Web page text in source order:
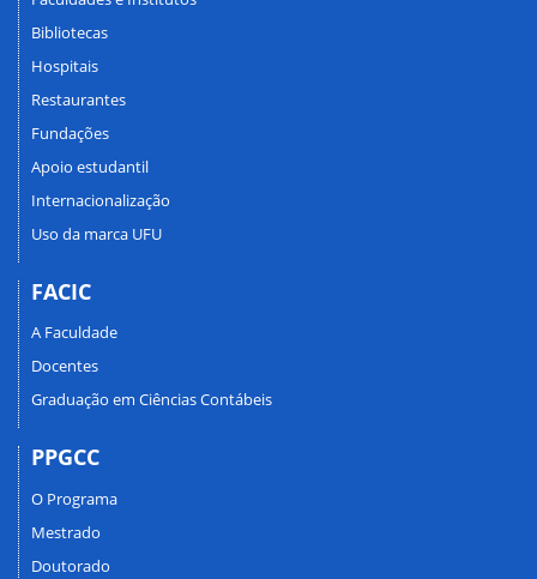
Bibliotecas
Hospitais
Restaurantes
Fundações
Apoio estudantil
Internacionalização
Uso da marca UFU
FACIC
A Faculdade
Docentes
Graduação em Ciências Contábeis
PPGCC
O Programa
Mestrado
Doutorado